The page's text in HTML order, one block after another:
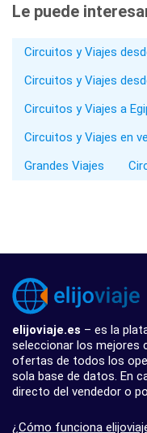
Le puede
Circuitos y Viajes
Circuitos y Viajes
Circuitos y Viajes a
Circuitos y Viajes en
Grandes Viajes
elijoviaje.es – es la
seleccionar los mejores
ofertas de todos los
sola base de datos. En
directo del vendedor o
¿Cómo funciona